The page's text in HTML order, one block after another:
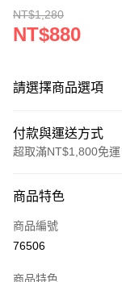
NT$1,280
NT$880
請選擇商品選項
付款與運送方式
超取滿NT$1,800免運
信用卡一次付款
超商取貨付款
商品特色
商品編號
76506
商品特色